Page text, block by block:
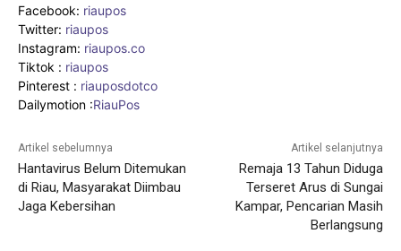
Facebook: riaupos
Twitter: riaupos
Instagram: riaupos.co
Tiktok : riaupos
Pinterest : riauposdotco
Dailymotion :RiauPos
Artikel sebelumnya
Hantavirus Belum Ditemukan
di Riau, Masyarakat Diimbau
Jaga Kebersihan
Artikel selanjutnya
Remaja 13 Tahun Diduga
Terseret Arus di Sungai
Kampar, Pencarian Masih
Berlangsung